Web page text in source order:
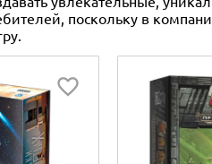
поскольку в